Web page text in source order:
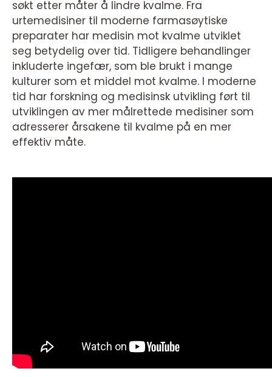
søkt etter måter å lindre kvalme. Fra
urtemedisiner til moderne farmasøytiske
preparater har medisin mot kvalme utviklet
seg betydelig over tid. Tidligere behandlinger
inkluderte ingefær, som ble brukt i mange
kulturer som et middel mot kvalme. I moderne
tid har forskning og medisinsk utvikling ført til
utviklingen av mer målrettede medisiner som
adresserer årsakene til kvalme på en mer
effektiv måte.